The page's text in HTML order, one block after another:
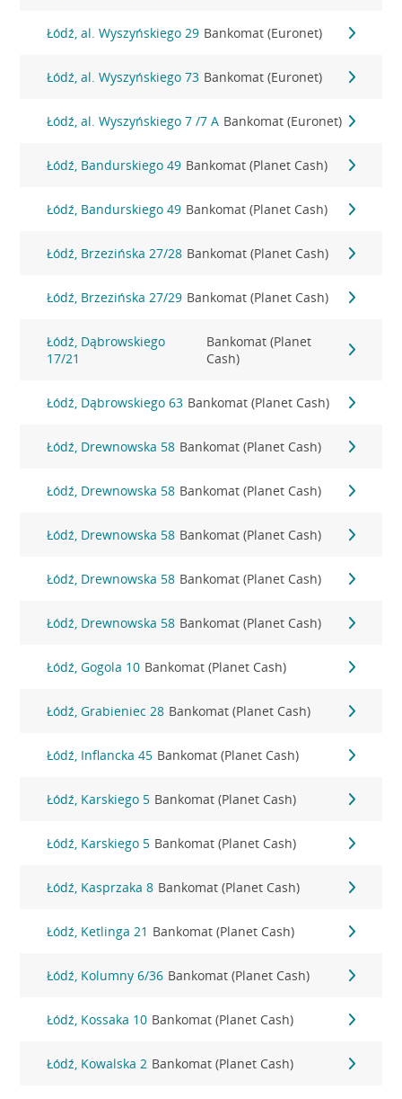
Łódź, al. Wyszyńskiego 29 Bankomat (Euronet)
Łódź, al. Wyszyńskiego 73 Bankomat (Euronet)
Łódź, al. Wyszyńskiego 7 /7 A Bankomat (Euronet)
Łódź, Bandurskiego 49 Bankomat (Planet Cash)
Łódź, Bandurskiego 49 Bankomat (Planet Cash)
Łódź, Brzezińska 27/28 Bankomat (Planet Cash)
Łódź, Brzezińska 27/29 Bankomat (Planet Cash)
Łódź, Dąbrowskiego
17/21
Bankomat (Planet
Cash)
Łódź, Dąbrowskiego 63 Bankomat (Planet Cash)
Łódź, Drewnowska 58 Bankomat (Planet Cash)
Łódź, Drewnowska 58 Bankomat (Planet Cash)
Łódź, Drewnowska 58 Bankomat (Planet Cash)
Łódź, Drewnowska 58 Bankomat (Planet Cash)
Łódź, Drewnowska 58 Bankomat (Planet Cash)
Łódź, Gogola 10 Bankomat (Planet Cash)
Łódź, Grabieniec 28 Bankomat (Planet Cash)
Łódź, Inflancka 45 Bankomat (Planet Cash)
Łódź, Karskiego 5 Bankomat (Planet Cash)
Łódź, Karskiego 5 Bankomat (Planet Cash)
Łódź, Kasprzaka 8 Bankomat (Planet Cash)
Łódź, Ketlinga 21 Bankomat (Planet Cash)
Łódź, Kolumny 6/36 Bankomat (Planet Cash)
Łódź, Kossaka 10 Bankomat (Planet Cash)
Łódź, Kowalska 2 Bankomat (Planet Cash)